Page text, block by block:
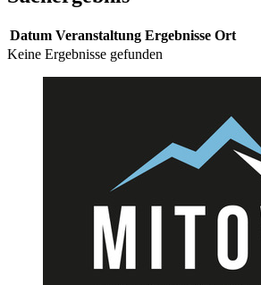
Datum Veranstaltung Ergebnisse Ort
Keine Ergebnisse gefunden